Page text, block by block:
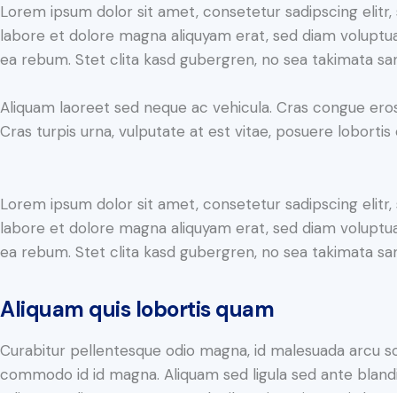
Lorem ipsum dolor sit amet, consetetur sadipscing
labore et dolore magna aliquyam erat, sed diam
ea rebum. Stet clita kasd gubergren, no sea takimata
Aliquam laoreet sed neque ac vehicula. Cras congue
Cras turpis urna, vulputate at est vitae, posuere lobortis
Lorem ipsum dolor sit amet, consetetur sadipscing
labore et dolore magna aliquyam erat, sed diam
ea rebum. Stet clita kasd gubergren, no sea takimata
Aliquam quis lobortis quam
Curabitur pellentesque odio magna, id malesuada arcu
commodo id id magna. Aliquam sed ligula sed ante